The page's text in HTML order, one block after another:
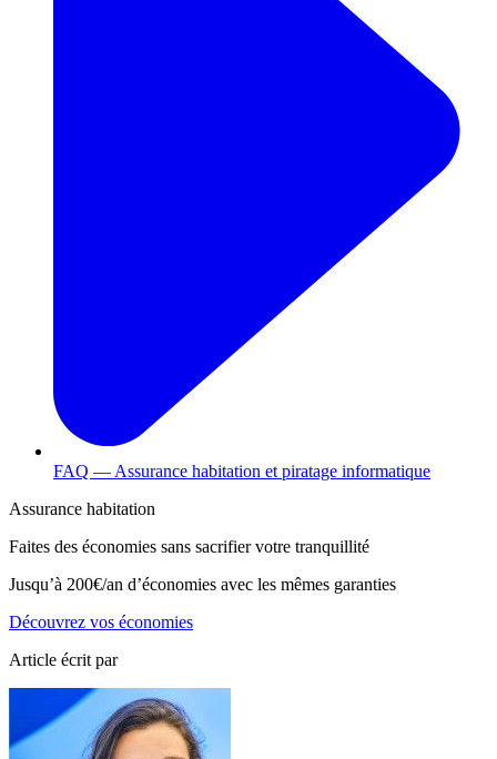
FAQ — Assurance habitation et piratage informatique
Assurance habitation
Faites des économies sans sacrifier votre tranquillité
Jusqu’à 200€/an d’économies avec les mêmes garanties
Découvrez vos économies
Article écrit par